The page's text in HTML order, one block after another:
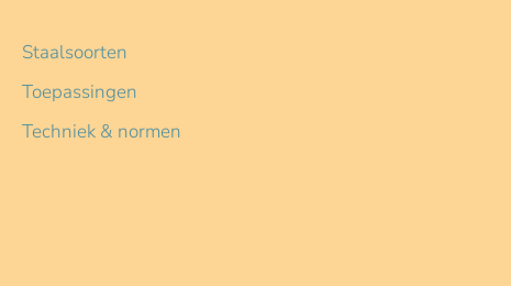
Staalsoorten
Toepassingen
Techniek & normen